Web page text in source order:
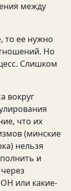
между
то ее нужно
Но
Слишком
вокруг
что их
(минские
нельзя
и
или какие-